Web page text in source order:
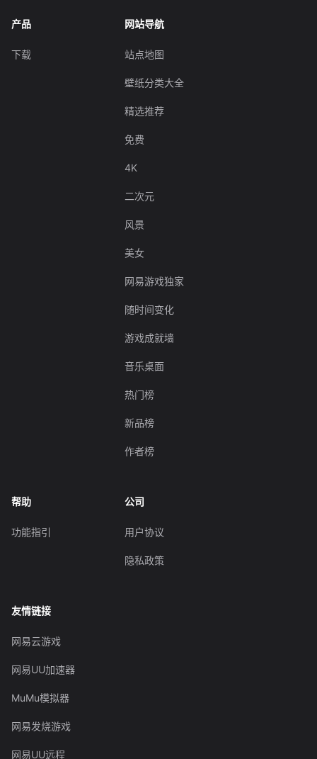
产品
下载
网站导航
站点地图
壁纸分类大全
精选推荐
免费
4K
二次元
风景
美女
网易游戏独家
随时间变化
游戏成就墙
音乐桌面
热门榜
新品榜
作者榜
帮助
功能指引
公司
用户协议
隐私政策
友情链接
网易云游戏
网易UU加速器
MuMu模拟器
网易发烧游戏
网易UU远程